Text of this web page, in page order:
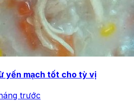
yến mạch tốt cho tỳ vị
trước